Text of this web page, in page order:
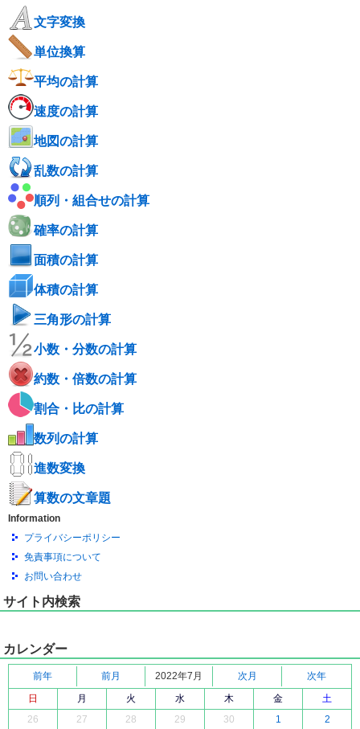
文字変換
単位換算
平均の計算
速度の計算
地図の計算
乱数の計算
順列・組合せの計算
確率の計算
面積の計算
体積の計算
三角形の計算
小数・分数の計算
約数・倍数の計算
割合・比の計算
数列の計算
進数変換
算数の文章題
Information
プライバシーポリシー
免責事項について
お問い合わせ
サイト内検索
カレンダー
前年 前月 2022年7月 次月
次年
日
月 火 水 木 金
土
26
27 28 29 30 1 2